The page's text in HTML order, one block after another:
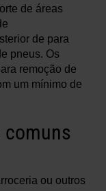
de áreas
de para
pneus. Os
remoção de
um mínimo de
ou outros